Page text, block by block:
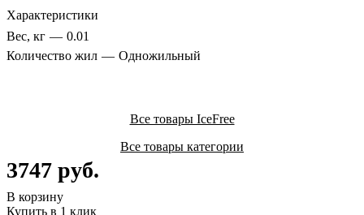
Характеристики
Вес, кг — 0.01
Количество жил — Одножильный
Все товары IceFree
Все товары категории
3747 руб.
В корзину
Купить в 1 клик